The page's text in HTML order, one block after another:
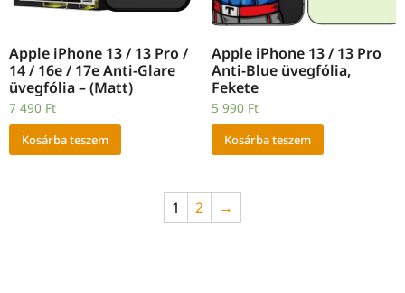
Apple iPhone 13 / 13 Pro /
14 / 16e / 17e Anti-Glare
üvegfólia – (Matt)
7 490 Ft
Kosárba teszem
Apple iPhone 13 / 13 Pro
Anti-Blue üvegfólia,
Fekete
5 990 Ft
Kosárba teszem
1 2 →